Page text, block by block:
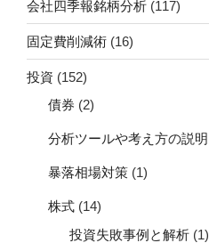
会社四季報銘柄分析 (117)
固定費削減術 (16)
投資 (152)
債券 (2)
分析ツールや考え方の説明
暴落相場対策 (1)
株式 (14)
投資失敗事例と解析 (1)